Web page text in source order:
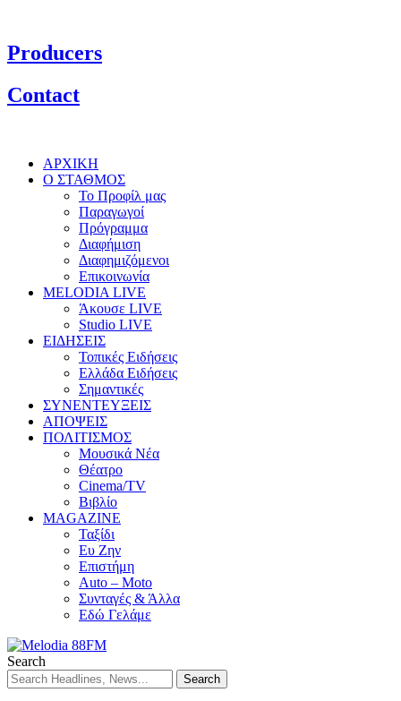
Producers
Contact
ΑΡΧΙΚΗ
Ο ΣΤΑΘΜΟΣ
Το Προφίλ μας
Παραγωγοί
Πρόγραμμα
Διαφήμιση
Διαφημιζόμενοι
Επικοινωνία
MELODIA LIVE
Άκουσε LIVE
Studio LIVE
ΕΙΔΗΣΕΙΣ
Τοπικές Ειδήσεις
Ελλάδα Ειδήσεις
Σημαντικές
ΣΥΝΕΝΤΕΥΞΕΙΣ
ΑΠΟΨΕΙΣ
ΠΟΛΙΤΙΣΜΟΣ
Μουσικά Νέα
Θέατρο
Cinema/TV
Βιβλίο
MAGAZINE
Ταξίδι
Ευ Ζην
Επιστήμη
Auto – Moto
Συνταγές & Άλλα
Εδώ Γελάμε
Search